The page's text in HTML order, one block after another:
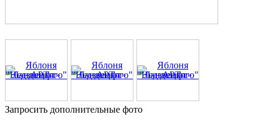
Запросить дополнительные фото